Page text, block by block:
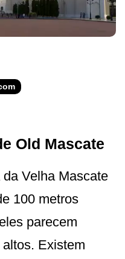
Old Mascate
Velha Mascate
100 metros
parecem
Existem